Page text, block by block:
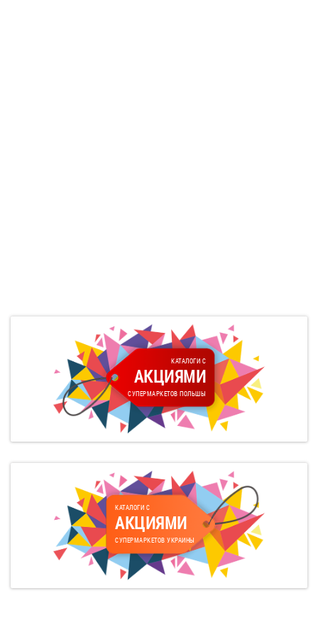
КАТАЛОГИ С
АКЦИЯМИ
СУПЕРМАРКЕТОВ ПОЛЬШЫ
КАТАЛОГИ С
АКЦИЯМИ
СУПЕРМАРКЕТОВ УКРАИНЫ